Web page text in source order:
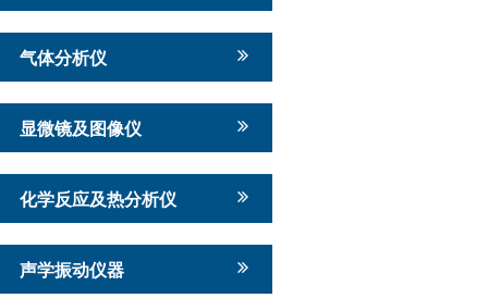
气体分析仪
显微镜及图像仪
化学反应及热分析仪
声学振动仪器